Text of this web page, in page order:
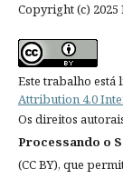
Copyright (c) 2025
Este trabalho está
Attribution 4.0
Os direitos
Processando o
(CC BY), que